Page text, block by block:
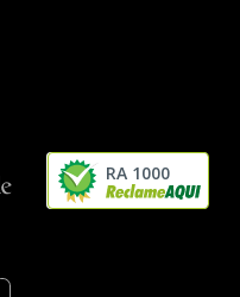
RA 1000